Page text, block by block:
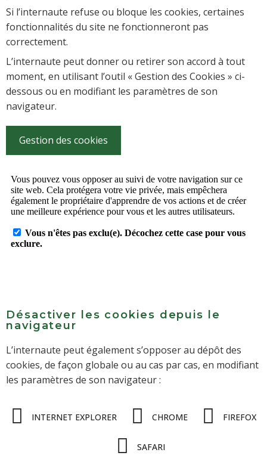
Si l’internaute refuse ou bloque les cookies, certaines
fonctionnalités du site ne fonctionneront pas
correctement.
L’internaute peut donner ou retirer son accord à tout
moment, en utilisant l’outil « Gestion des Cookies » ci-
dessous ou en modifiant les paramètres de son
navigateur.
Gestion des cookies
Désactiver les cookies depuis le
navigateur
L’internaute peut également s’opposer au dépôt des
cookies, de façon globale ou au cas par cas, en modifiant
les paramètres de son navigateur :
INTERNET EXPLORER CHROME FIREFOX
SAFARI